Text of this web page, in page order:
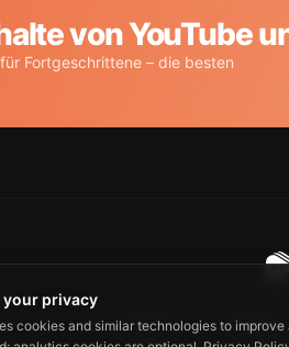
von YouTube
Fortgeschrittene – die besten
Guide Privacy
your privacy
cookies and similar technologies to